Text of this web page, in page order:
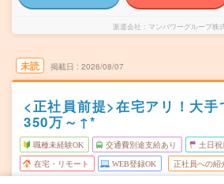
派遣会社 マンパワーグループ株
未読 掲載日 2026/08/07
<正社員前提>在宅アリ！大
350万～↑*
職種未経験OK 交通費別途支給あり 土日
在宅・リモート WEB登録OK 正社員への紹